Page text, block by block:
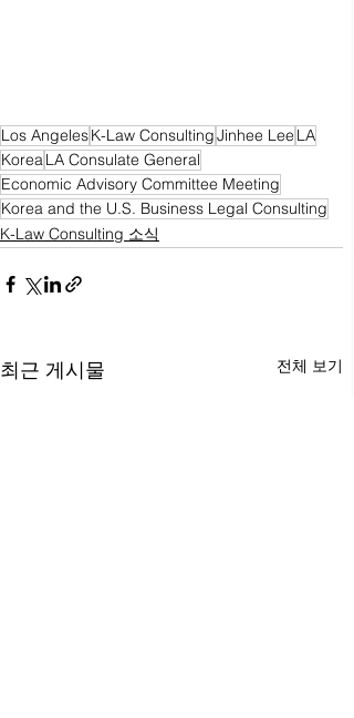
Los AngelesK-Law ConsultingJinhee Lee LA
KoreaLA Consulate General
Economic Advisory Committee Meeting
Korea and the U.S. Business Legal Consulting
K-Law Consulting 소식
최근 게시물 전체 보기